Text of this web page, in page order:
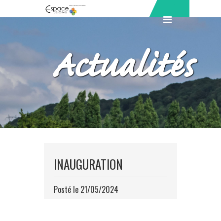
Actualités
INAUGURATION
Posté le 21/05/2024